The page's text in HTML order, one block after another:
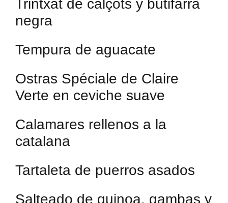
Trintxat de calçots y butifarra
negra
Tempura de aguacate
Ostras Spéciale de Claire
Verte en ceviche suave
Calamares rellenos a la
catalana
Tartaleta de puerros asados
Salteado de quinoa, gambas y